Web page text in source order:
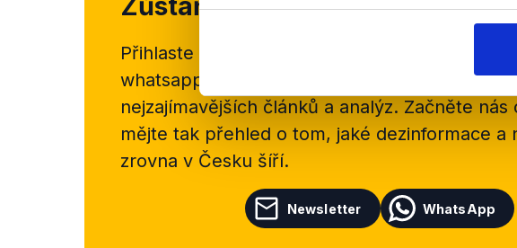
Přihlaste se k odběru našeho
whatsappového kanálu, kde pravidelně
nejzajímavějších článků a analýz. Začněte nás
mějte tak přehled o tom, jaké dezinformace a
zrovna v Česku šíří.
Newsletter WhatsApp